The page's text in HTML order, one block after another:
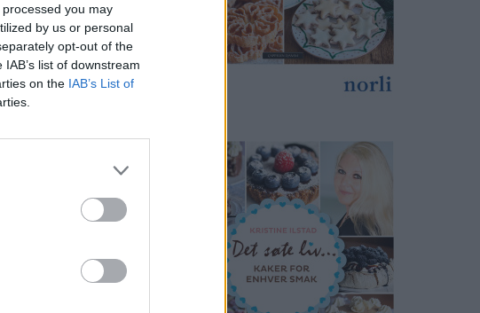
you may
by us or personal
opt-out of the
list of downstream
on the IAB’s List of